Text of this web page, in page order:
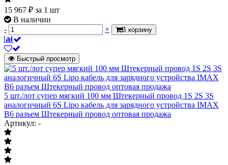
15 967 ₽ за 1 шт
В наличии
-
+ В корзину
Быстрый просмотр
5 шт./лот супер мягкий 100 мм Штекерный провод 1S 2S 3S
аналогичный 6S Lipo кабель для зарядного устройства IMAX
B6 разъем Штекерный провод оптовая продажа
Артикул: -